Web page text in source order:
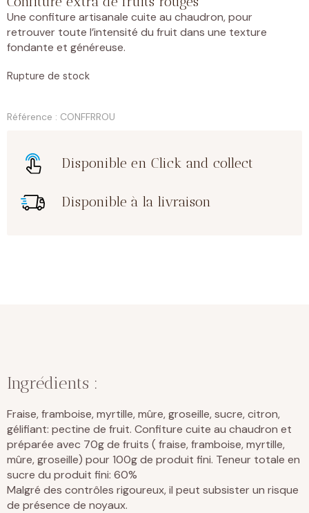
Une confiture artisanale cuite au chaudron, pour
retrouver toute l’intensité du fruit dans une texture
fondante et généreuse.
Rupture de stock
Référence : CONFFRROU
Disponible en Click and collect
Disponible à la livraison
Ingrédients :
Fraise, framboise, myrtille, mûre, groseille, sucre, citron,
gélifiant: pectine de fruit. Confiture cuite au chaudron et
préparée avec 70g de fruits ( fraise, framboise, myrtille,
mûre, groseille) pour 100g de produit fini. Teneur totale en
sucre du produit fini: 60%
Malgré des contrôles rigoureux, il peut subsister un risque
de présence de noyaux.